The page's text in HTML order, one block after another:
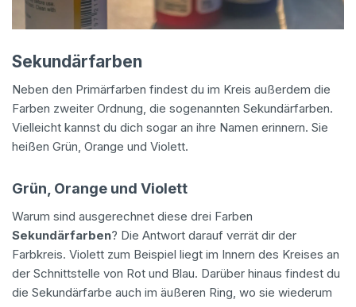
Sekundärfarben
Neben den Primärfarben findest du im Kreis außerdem die
Farben zweiter Ordnung, die sogenannten Sekundärfarben.
Vielleicht kannst du dich sogar an ihre Namen erinnern. Sie
heißen Grün, Orange und Violett.
Grün, Orange und Violett
Warum sind ausgerechnet diese drei Farben
Sekundärfarben? Die Antwort darauf verrät dir der
Farbkreis. Violett zum Beispiel liegt im Innern des Kreises an
der Schnittstelle von Rot und Blau. Darüber hinaus findest du
die Sekundärfarbe auch im äußeren Ring, wo sie wiederum